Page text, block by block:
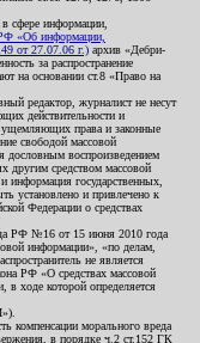
сфере информации,
«Об информации,
от 27.07.06 г.) архив «Дебри-
за распространение
на основании ст.8 «Право на
редактор, журналист не несут
действительности и
ущемляющих права и законные
свободой массовой
дословным воспроизведением
другим средством массовой
информация государственных,
установлено и привлечено к
Федерации о средствах
РФ №16 от 15 июня 2010 года
информации», «по делам,
не является
РФ «О средствах массовой
в ходе которой определяется
компенсации морального вреда
в порядке ч.2 ст.152 ГК